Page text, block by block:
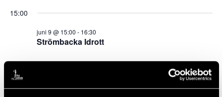
datum.
15:00
Strömbacka Idrott
juni 9 @ 15:00 - 16:30
Nästa dag